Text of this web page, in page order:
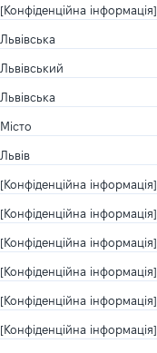
[Конфіденційна інформація]
Львівська
Львівський
Львівська
Місто
Львів
[Конфіденційна інформація]
[Конфіденційна інформація]
[Конфіденційна інформація]
[Конфіденційна інформація]
[Конфіденційна інформація]
[Конфіденційна інформація]